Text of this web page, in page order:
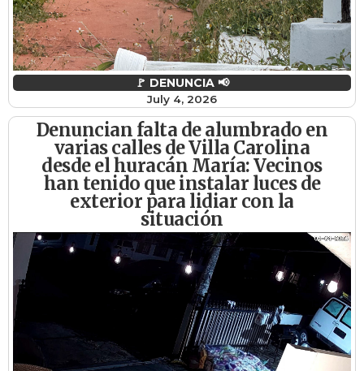
🚩 DENUNCIA 📢
July 4, 2026
Denuncian falta de alumbrado en
varias calles de Villa Carolina
desde el huracán María: Vecinos
han tenido que instalar luces de
exterior para lidiar con la
situación